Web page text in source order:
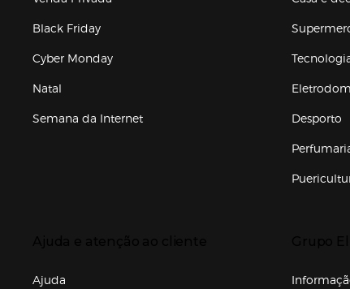
Black Friday
Cyber Monday
Natal
Semana da Internet
Desporto
Ajuda
Enlaces